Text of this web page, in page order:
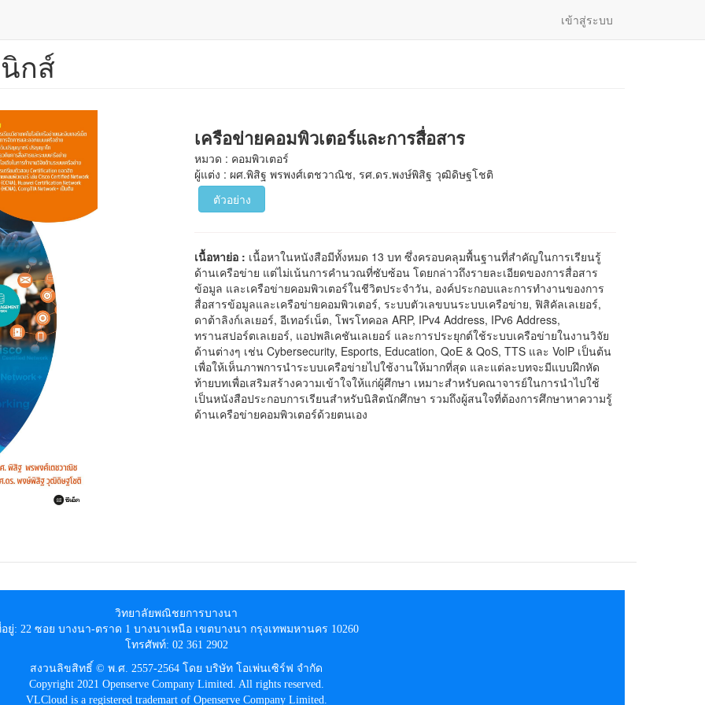
เข้าสู่ระบบ
กส์
เครือข่ายคอมพิวเตอร์และการสื่อสาร
หมวด : คอมพิวเตอร์
ผู้แต่ง : ผศ.พิสิฐ พรพงศ์เตชวาณิช, รศ.ดร.พงษ์พิสิฐ วุฒิดิษฐโชติ
ตัวอย่าง
เนื้อหาย่อ : เนื้อหาในหนังสือมีทั้งหมด 13 บท ซึ่งครอบคลุมพื้นฐานที่สำคัญในการเรียนรู้
ด้านเครือข่าย แต่ไม่เน้นการคำนวณที่ซับซ้อน โดยกล่าวถึงรายละเอียดของการสื่อสาร
ข้อมูล และเครือข่ายคอมพิวเตอร์ในชีวิตประจำวัน, องค์ประกอบและการทำงานของการ
สื่อสารข้อมูลและเครือข่ายคอมพิวเตอร์, ระบบตัวเลขบนระบบเครือข่าย, ฟิสิคัลเลเยอร์,
ดาต้าลิงก์เลเยอร์, อีเทอร์เน็ต, โพรโทคอล ARP, IPv4 Address, IPv6 Address,
ทรานสปอร์ตเลเยอร์, แอปพลิเคชันเลเยอร์ และการประยุกต์ใช้ระบบเครือข่ายในงานวิจัย
ด้านต่างๆ เช่น Cybersecurity, Esports, Education, QoE & QoS, TTS และ VolP เป็นต้น
เพื่อให้เห็นภาพการนำระบบเครือข่ายไปใช้งานให้มากที่สุด และแต่ละบทจะมีแบบฝึกหัด
ท้ายบทเพื่อเสริมสร้างความเข้าใจให้แก่ผู้ศึกษา เหมาะสำหรับคณาจารย์ในการนำไปใช้
เป็นหนังสือประกอบการเรียนสำหรับนิสิตนักศึกษา รวมถึงผู้สนใจที่ต้องการศึกษาหาความรู้
ด้านเครือข่ายคอมพิวเตอร์ด้วยตนเอง
วิทยาลัยพณิชยการบางนา
ยู่: 22 ซอย บางนา-ตราด 1 บางนาเหนือ เขตบางนา กรุงเทพมหานคร 10260
โทรศัพท์: 02 361 2902
สงวนลิขสิทธิ์ © พ.ศ. 2557-2564 โดย บริษัท โอเพ่นเซิร์ฟ จำกัด
Copyright 2021 Openserve Company Limited. All rights reserved.
VLCloud is a registered trademart of Openserve Company Limited.